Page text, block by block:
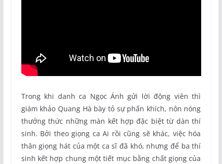
Trong khi danh ca Ngọc Ánh gửi lời động viên thì
giám khảo Quang Hà bày tỏ sự phấn khích, nôn nóng
thưởng thức những màn kết hợp đặc biệt từ dàn thí
sinh. Bởi theo giọng ca Ai rồi cũng sẽ khác, việc hóa
thân giọng hát của một ca sĩ đã khó, nhưng để ba thí
sinh kết hợp chung một tiết mục bằng chất giọng của